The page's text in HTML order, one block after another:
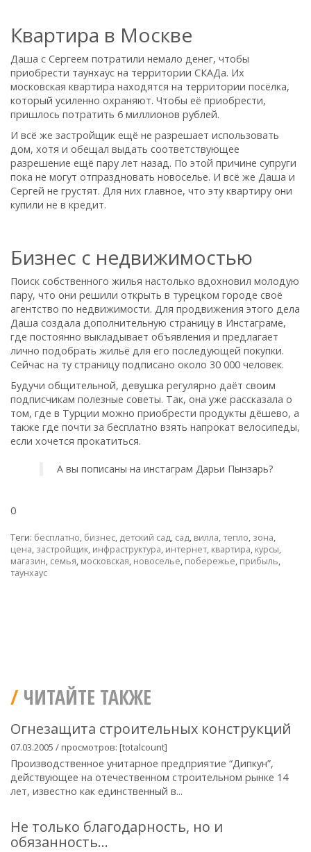
Квартира в Москве
Даша с Сергеем потратили немало денег, чтобы
приобрести таунхаус на территории СКАДа. Их
московская квартира находятся на территории посёлка,
который усиленно охраняют. Чтобы её приобрести,
пришлось потратить 6 миллионов рублей.
И всё же застройщик ещё не разрешает использовать
дом, хотя и обещал выдать соответствующее
разрешение ещё пару лет назад. По этой причине супруги
пока не могут отпраздновать новоселье. И всё же Даша и
Сергей не грустят. Для них главное, что эту квартиру они
купили не в кредит.
Бизнес с недвижимостью
Поиск собственного жилья настолько вдохновил молодую
пару, что они решили открыть в турецком городе своё
агентство по недвижимости. Для продвижения этого дела
Даша создала дополнительную страницу в Инстаграме,
где постоянно выкладывает объявления и предлагает
лично подобрать жильё для его последующей покупки.
Сейчас на ту страницу подписано около 30 000 человек.
Будучи общительной, девушка регулярно даёт своим
подписчикам полезные советы. Так, она уже рассказала о
том, где в Турции можно приобрести продукты дёшево, а
также где почти за бесплатно взять напрокат велосипеды,
если хочется прокатиться.
А вы пописаны на инстаграм Дарьи Пынзарь?
0
Теги: бесплатно, бизнес, детский сад, сад, вилла,тепло, зона,
цена, застройщик, инфраструктура, интернет, квартира, курсы,
магазин, семья, московская, новоселье, побережье, прибыль,
таунхаус
ЧИТАЙТЕ ТАКЖЕ
Огнезащита строительных конструкций
07.03.2005 / просмотров: [totalcount]
Производственное унитарное предприятие “Дипкун”,
действующее на отечественном строительном рынке 14
лет, известно как единственный в...
Не только благодарность, но и
обязанность…